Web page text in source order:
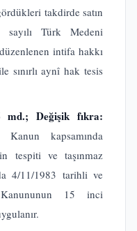
takdirde satın
Türk Medeni
intifa hakkı
sınırlı aynî hak tesis
md.; Değişik fıkra:
Kanun kapsamında
tespiti ve taşınmaz
4/11/1983 tarihli ve
Kanununun 15 inci